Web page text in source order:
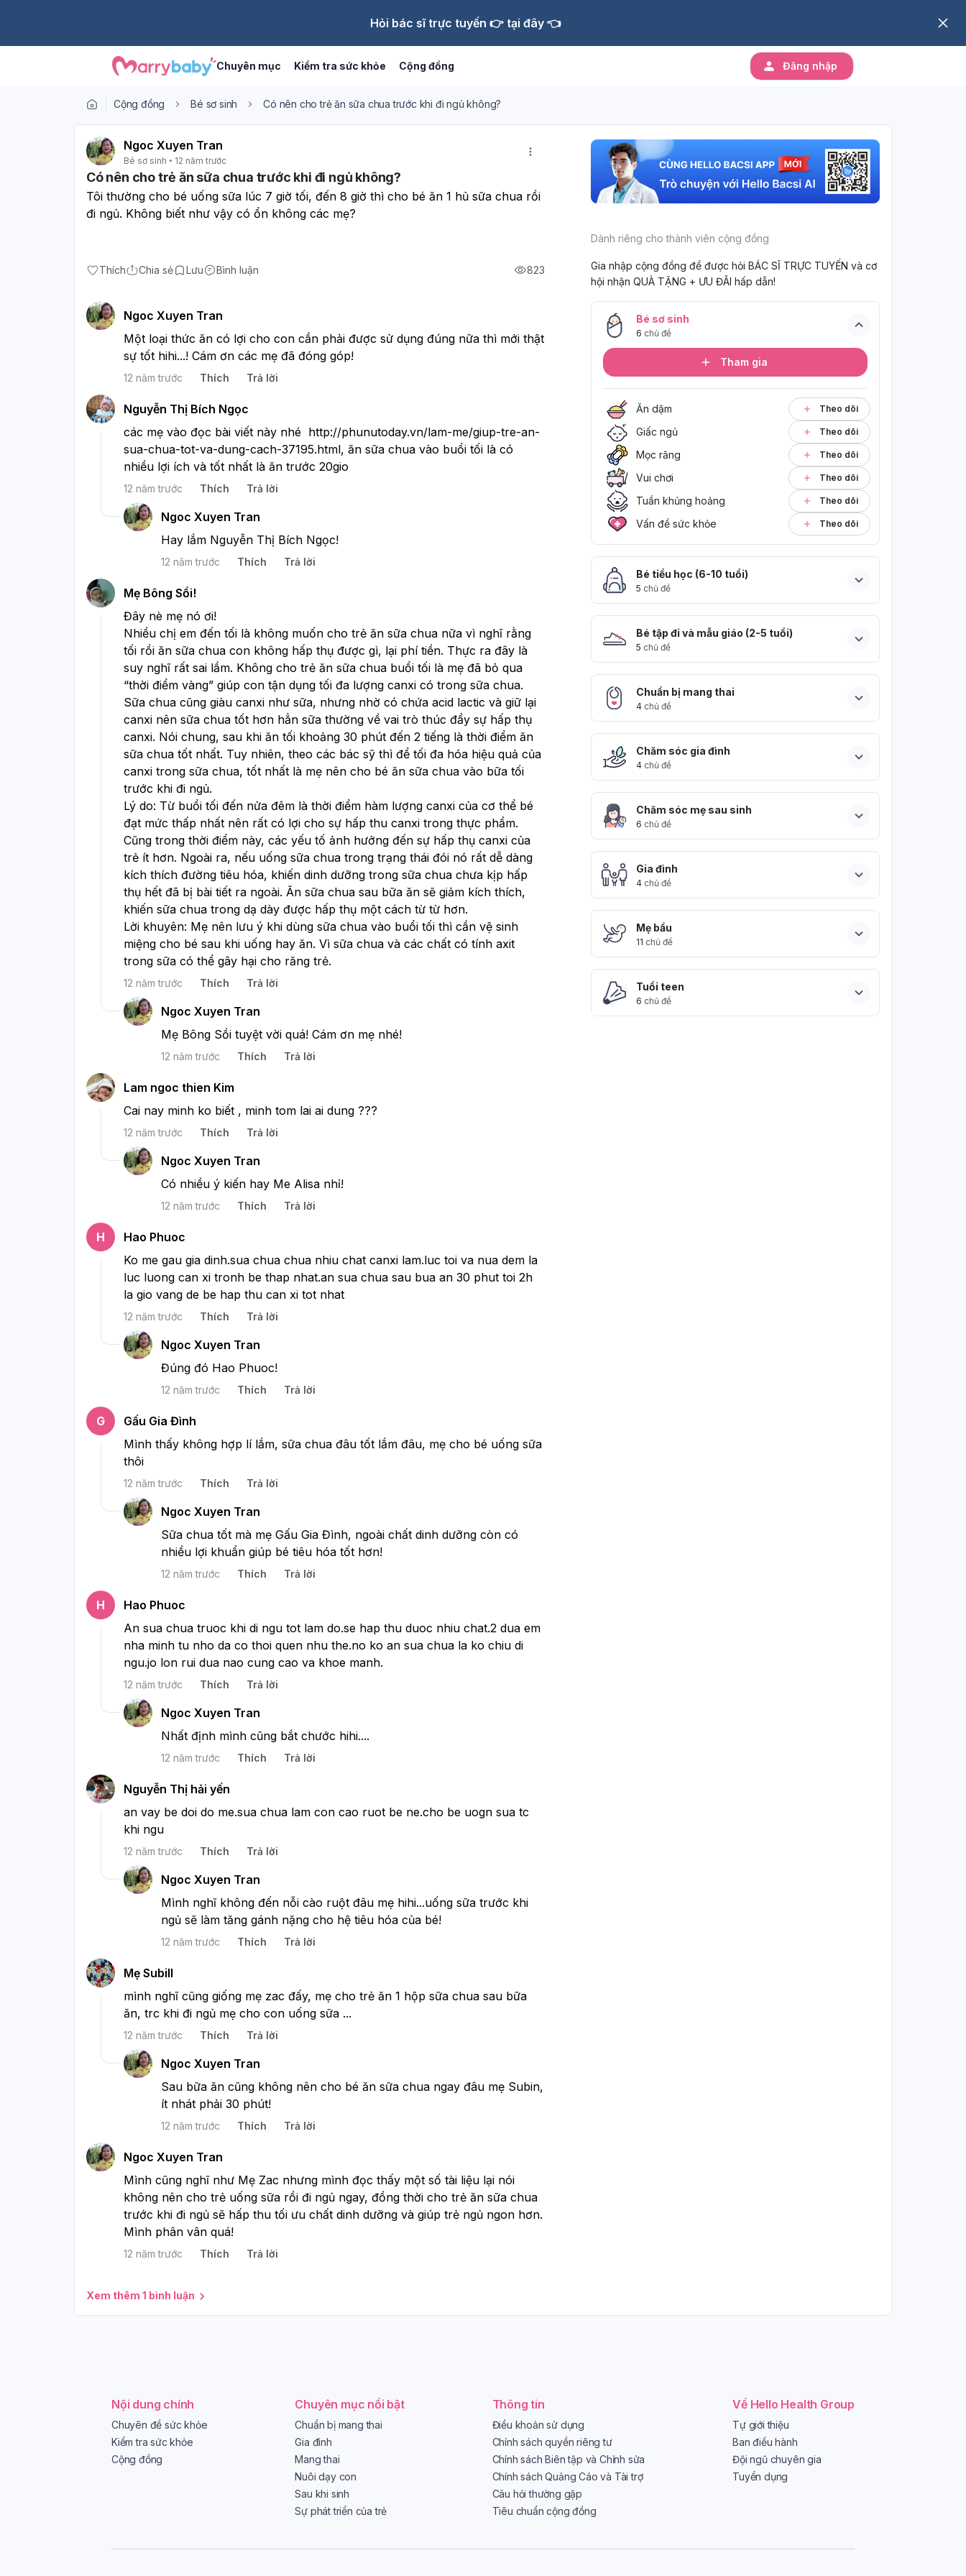
Hỏi bác sĩ trực tuyến 👉 tại đây 👈
Chuyên mục Kiểm tra sức khỏe Cộng đồng Đăng nhập
Cộng đồng Bé sơ sinh Có nên cho trẻ ăn sữa chua trước khi đi ngủ không?
Ngoc Xuyen Tran
Bé sơ sinh 12 năm trước
Có nên cho trẻ ăn sữa chua trước khi đi ngủ không?
Tôi thường cho bé uống sữa lúc 7 giờ tối, đến 8 giờ thì cho bé ăn 1 hủ sữa chua rồi
đi ngủ. Không biết như vậy có ổn không các mẹ?
Thích Chia sẻ Lưu Bình luận 823
Ngoc Xuyen Tran
Một loại thức ăn có lợi cho con cần phải được sử dụng đúng nữa thì mới thật
sự tốt hihi...! Cám ơn các mẹ đã đóng góp!
12 năm trước Thích Trả lời
Nguyễn Thị Bích Ngọc
các mẹ vào đọc bài viết này nhé  http://phunutoday.vn/lam-me/giup-tre-an-
sua-chua-tot-va-dung-cach-37195.html, ăn sữa chua vào buổi tối là có
nhiều lợi ích và tốt nhất là ăn trước 20gio
12 năm trước Thích Trả lời
Ngoc Xuyen Tran
Hay lắm Nguyễn Thị Bích Ngọc!
12 năm trước Thích Trả lời
Mẹ Bông Sồi!
Đây nè mẹ nó ơi!
Nhiều chị em đến tối là không muốn cho trẻ ăn sữa chua nữa vì nghĩ rằng
tối rồi ăn sữa chua con không hấp thụ được gì, lại phí tiền. Thực ra đây là
suy nghĩ rất sai lầm. Không cho trẻ ăn sữa chua buổi tối là mẹ đã bỏ qua
“thời điểm vàng” giúp con tận dụng tối đa lượng canxi có trong sữa chua.
Sữa chua cũng giàu canxi như sữa, nhưng nhờ có chứa acid lactic và giữ lại
canxi nên sữa chua tốt hơn hẳn sữa thường về vai trò thúc đẩy sự hấp thụ
canxi. Nói chung, sau khi ăn tối khoảng 30 phút đến 2 tiếng là thời điểm ăn
sữa chua tốt nhất. Tuy nhiên, theo các bác sỹ thì để tối đa hóa hiệu quả của
canxi trong sữa chua, tốt nhất là mẹ nên cho bé ăn sữa chua vào bữa tối
trước khi đi ngủ.
Lý do: Từ buổi tối đến nửa đêm là thời điểm hàm lượng canxi của cơ thể bé
đạt mức thấp nhất nên rất có lợi cho sự hấp thu canxi trong thực phẩm.
Cũng trong thời điểm này, các yếu tố ảnh hưởng đến sự hấp thụ canxi của
trẻ ít hơn. Ngoài ra, nếu uống sữa chua trong trạng thái đói nó rất dễ dàng
kích thích đường tiêu hóa, khiến dinh dưỡng trong sữa chua chưa kịp hấp
thụ hết đã bị bài tiết ra ngoài. Ăn sữa chua sau bữa ăn sẽ giảm kích thích,
khiến sữa chua trong dạ dày được hấp thụ một cách từ từ hơn.
Lời khuyên: Mẹ nên lưu ý khi dùng sữa chua vào buổi tối thì cần vệ sinh
miệng cho bé sau khi uống hay ăn. Vì sữa chua và các chất có tính axit
trong sữa có thể gây hại cho răng trẻ.
12 năm trước Thích Trả lời
Ngoc Xuyen Tran
Mẹ Bông Sồi tuyệt vời quá! Cám ơn mẹ nhé!
12 năm trước Thích Trả lời
Lam ngoc thien Kim
Cai nay minh ko biết , minh tom lai ai dung ???
12 năm trước Thích Trả lời
Ngoc Xuyen Tran
Có nhiều ý kiến hay Me Alisa nhỉ!
12 năm trước Thích Trả lời
H
Hao Phuoc
Ko me gau gia dinh.sua chua chua nhiu chat canxi lam.luc toi va nua dem la
luc luong can xi tronh be thap nhat.an sua chua sau bua an 30 phut toi 2h
la gio vang de be hap thu can xi tot nhat
12 năm trước Thích Trả lời
Ngoc Xuyen Tran
Đúng đó Hao Phuoc!
12 năm trước Thích Trả lời
G
Gấu Gia Đình
Mình thấy không hợp lí lắm, sữa chua đâu tốt lắm đâu, mẹ cho bé uống sữa
thôi
12 năm trước Thích Trả lời
Ngoc Xuyen Tran
Sữa chua tốt mà mẹ Gấu Gia Đình, ngoài chất dinh dưỡng còn có
nhiều lợi khuẩn giúp bé tiêu hóa tốt hơn!
12 năm trước Thích Trả lời
H
Hao Phuoc
An sua chua truoc khi di ngu tot lam do.se hap thu duoc nhiu chat.2 dua em
nha minh tu nho da co thoi quen nhu the.no ko an sua chua la ko chiu di
ngu.jo lon rui dua nao cung cao va khoe manh.
12 năm trước Thích Trả lời
Ngoc Xuyen Tran
Nhất định mình cũng bắt chước hihi....
12 năm trước Thích Trả lời
Nguyễn Thị hải yến
an vay be doi do me.sua chua lam con cao ruot be ne.cho be uogn sua tc
khi ngu
12 năm trước Thích Trả lời
Ngoc Xuyen Tran
Mình nghĩ không đến nỗi cào ruột đâu mẹ hihi...uống sữa trước khi
ngủ sẽ làm tăng gánh nặng cho hệ tiêu hóa của bé!
12 năm trước Thích Trả lời
Mẹ Subill
mình nghĩ cũng giống mẹ zac đấy, mẹ cho trẻ ăn 1 hộp sữa chua sau bữa
ăn, trc khi đi ngủ mẹ cho con uống sữa ...
12 năm trước Thích Trả lời
Ngoc Xuyen Tran
Sau bữa ăn cũng không nên cho bé ăn sữa chua ngay đâu mẹ Subin,
ít nhát phải 30 phút!
12 năm trước Thích Trả lời
Ngoc Xuyen Tran
Mình cũng nghĩ như Mẹ Zac nhưng mình đọc thấy một số tài liệu lại nói
không nên cho trẻ uống sữa rồi đi ngủ ngay, đồng thời cho trẻ ăn sữa chua
trước khi đi ngủ sẽ hấp thu tối ưu chất dinh dưỡng và giúp trẻ ngủ ngon hơn.
Mình phân vân quá!
12 năm trước Thích Trả lời
Xem thêm 1 bình luận
Dành riêng cho thành viên cộng đồng
Gia nhập cộng đồng để được hỏi BÁC SĨ TRỰC TUYẾN và cơ
hội nhận QUÀ TẶNG + ƯU ĐÃI hấp dẫn!
Bé sơ sinh
6 chủ đề
Tham gia
Ăn dặm Theo dõi
Giấc ngủ Theo dõi
Mọc răng Theo dõi
Vui chơi Theo dõi
Tuần khủng hoảng Theo dõi
Vấn đề sức khỏe Theo dõi
Bé tiểu học (6-10 tuổi)
5 chủ đề
Bé tập đi và mẫu giáo (2-5 tuổi)
5 chủ đề
Chuẩn bị mang thai
4 chủ đề
Chăm sóc gia đình
4 chủ đề
Chăm sóc mẹ sau sinh
6 chủ đề
Gia đình
4 chủ đề
Mẹ bầu
11 chủ đề
Tuổi teen
6 chủ đề
Nội dung chính
Chuyên đề sức khỏe
Kiểm tra sức khỏe
Cộng đồng
Chuyên mục nổi bật
Chuẩn bị mang thai
Gia đình
Mang thai
Nuôi dạy con
Sau khi sinh
Sự phát triển của trẻ
Thông tin
Điều khoản sử dụng
Chính sách quyền riêng tư
Chính sách Biên tập và Chỉnh sửa
Chính sách Quảng Cáo và Tài trợ
Câu hỏi thường gặp
Tiêu chuẩn cộng đồng
Về Hello Health Group
Tự giới thiệu
Ban điều hành
Đội ngũ chuyên gia
Tuyển dụng